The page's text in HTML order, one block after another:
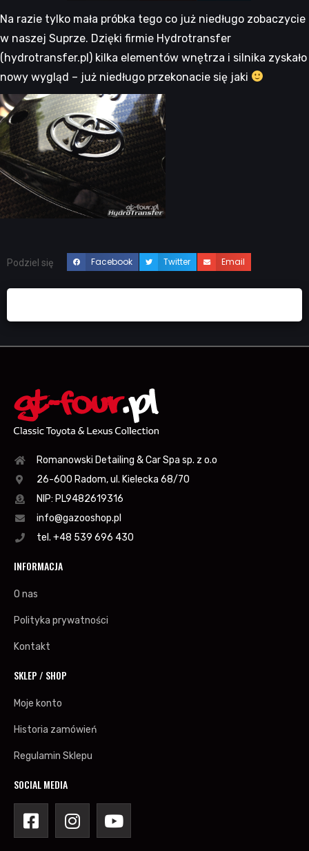
Na razie tylko mała próbka tego co już niedługo zobaczycie
w naszej Suprze. Dzięki firmie Hydrotransfer
(hydrotransfer.pl) kilka elementów wnętrza i silnika zyskało
nowy wygląd – już niedługo przekonacie się jaki
Podziel się Facebook Twitter Email
Romanowski Detailing & Car Spa sp. z o.o
26-600 Radom, ul. Kielecka 68/70
NIP: PL9482619316
info@gazooshop.pl
tel. +48 539 696 430
INFORMACJA
O nas
Polityka prywatności
Kontakt
SKLEP / SHOP
Moje konto
Historia zamówień
Regulamin Sklepu
SOCIAL MEDIA